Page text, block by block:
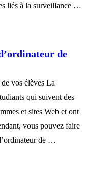
liés à la surveillance …
de
vos élèves La
qui suivent des
et sites Web et ont
vous pouvez faire
de …